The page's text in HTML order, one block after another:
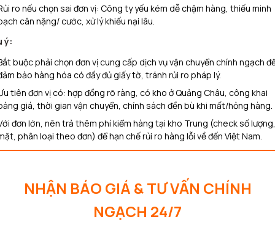
ro nếu chọn sai đơn vị: Công ty yếu kém dễ chậm hàng, thiếu minh
cân nặng/ cước, xử lý khiếu nại lâu.​
ý:
buộc phải chọn đơn vị cung cấp dịch vụ vận chuyển chính ngạch
bảo hàng hóa có đầy đủ giấy tờ, tránh rủi ro pháp lý.
tiên đơn vị có: hợp đồng rõ ràng, có kho ở Quảng Châu, công khai
giá, thời gian vận chuyển, chính sách đền bù khi mất/hỏng hàng.​
đơn lớn, nên trả thêm phí kiểm hàng tại kho Trung (check số
phân loại theo đơn) để hạn chế rủi ro hàng lỗi về đến Việt Nam.
NHẬN BÁO GIÁ & TƯ VẤN CHÍNH
NGẠCH 24/7